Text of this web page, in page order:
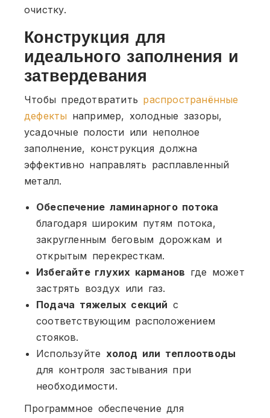
очистку.
Конструкция для
идеального заполнения и
затвердевания
Чтобы предотвратить распространённые
дефекты например, холодные зазоры,
усадочные полости или неполное
заполнение, конструкция должна
эффективно направлять расплавленный
металл.
Обеспечение ламинарного потока
благодаря широким путям потока,
закругленным беговым дорожкам и
открытым перекресткам.
Избегайте глухих карманов где может
застрять воздух или газ.
Подача тяжелых секций с
соответствующим расположением
стояков.
Используйте холод или теплоотводы
для контроля застывания при
необходимости.
Программное обеспечение для